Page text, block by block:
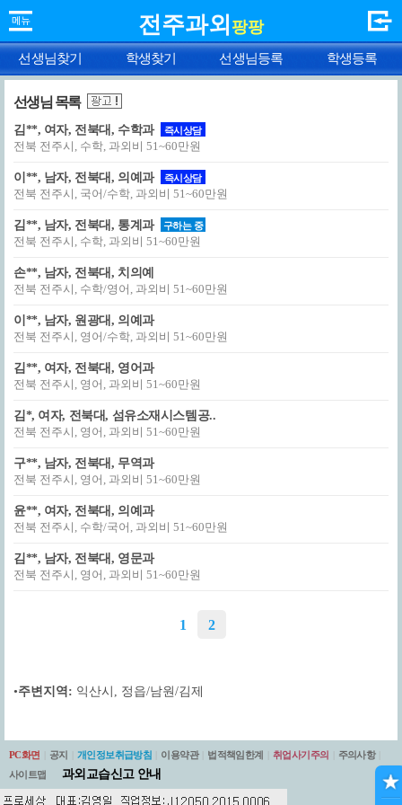
전주과외 팡팡
선생님찾기 학생찾기 선생님등록 학생등록
선생님 목록
김**, 여자, 전북대, 수학과 즉시상담
전북 전주시, 수학, 과외비 51~60만원
이**, 남자, 전북대, 의예과 즉시상담
전북 전주시, 국어/수학, 과외비 51~60만원
김**, 남자, 전북대, 통계과 구하는 중
전북 전주시, 수학, 과외비 51~60만원
손**, 남자, 전북대, 치의예
전북 전주시, 수학/영어, 과외비 51~60만원
이**, 남자, 원광대, 의예과
전북 전주시, 영어/수학, 과외비 51~60만원
김**, 여자, 전북대, 영어과
전북 전주시, 영어, 과외비 51~60만원
김*, 여자, 전북대, 섬유소재시스템공..
전북 전주시, 영어, 과외비 51~60만원
구**, 남자, 전북대, 무역과
전북 전주시, 영어, 과외비 51~60만원
윤**, 여자, 전북대, 의예과
전북 전주시, 수학/국어, 과외비 51~60만원
김**, 남자, 전북대, 영문과
전북 전주시, 영어, 과외비 51~60만원
1 2
•주변지역: 익산시 , 정읍/남원/김제
PC화면 공지 개인정보취급방침 이용약관 법적책임한계 취업사기주의 주의사항
사이트맵
과외교습신고 안내